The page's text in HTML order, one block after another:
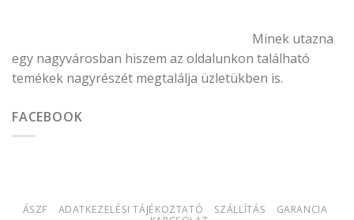
Minek utazna
egy nagyvárosban hiszem az oldalunkon található
temékek nagyrészét megtalálja üzletükben is.
FACEBOOK
ÁSZF ADATKEZELÉSI TÁJÉKOZTATÓ SZÁLLÍTÁS
GARANCIA